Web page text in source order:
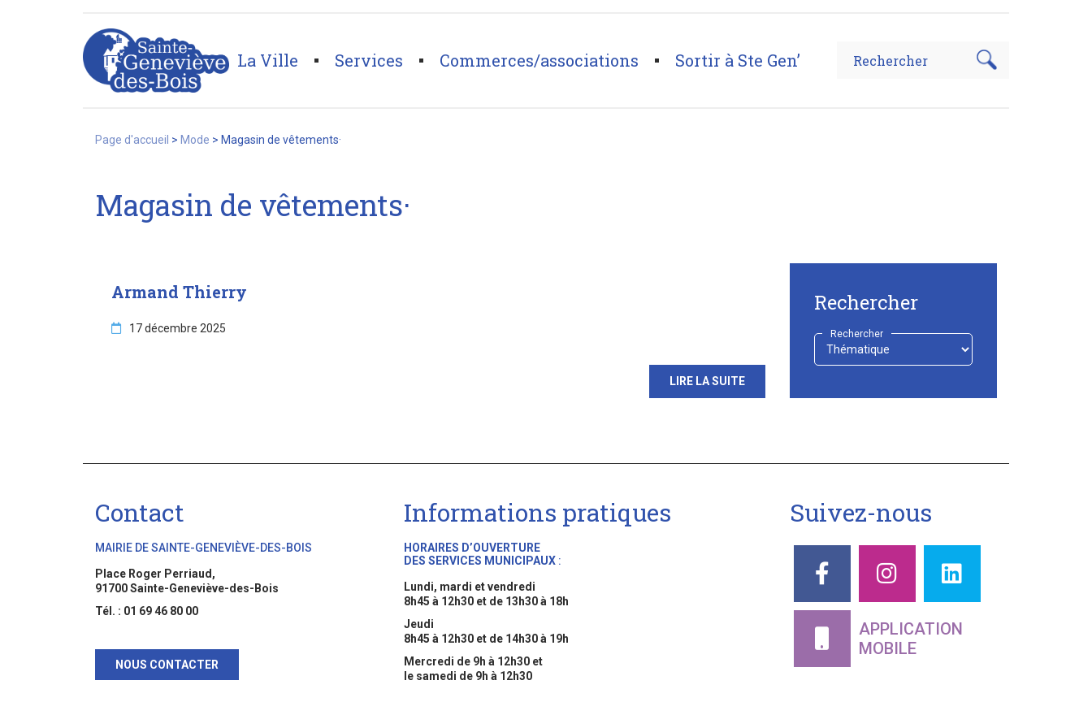
La Ville Services Commerces/associations Sortir à Ste Gen’
Page d'accueil > Mode > Magasin de vêtements·
Magasin de vêtements·
Armand Thierry
17 décembre 2025
LIRE LA SUITE
Rechercher
Rechercher
Choisir
Contact
MAIRIE DE SAINTE-GENEVIÈVE-DES-BOIS
Place Roger Perriaud,
91700 Sainte-Geneviève-des-Bois
Tél. : 01 69 46 80 00
NOUS CONTACTER
Informations pratiques
HORAIRES D’OUVERTURE
DES SERVICES MUNICIPAUX :
Lundi, mardi et vendredi
8h45 à 12h30 et de 13h30 à 18h
Jeudi
8h45 à 12h30 et de 14h30 à 19h
Mercredi de 9h à 12h30 et
le samedi de 9h à 12h30
Suivez-nous
APPLICATION
MOBILE